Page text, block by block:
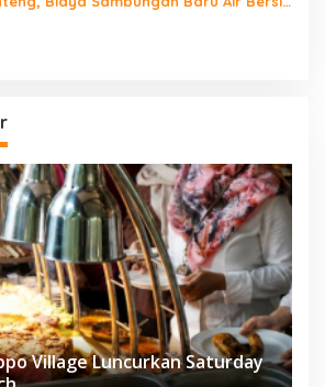
Village Luncurkan Saturday